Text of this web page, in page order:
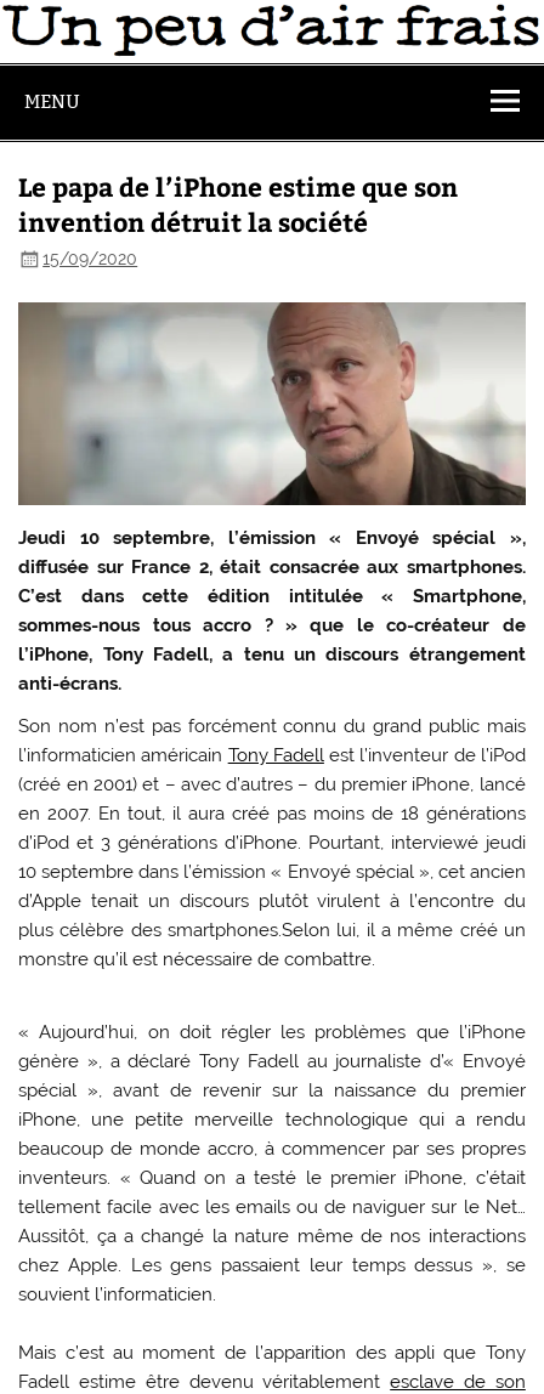
MENU
Le papa de l’iPhone estime que son
invention détruit la société
15/09/2020
Jeudi 10 septembre, l’émission « Envoyé spécial »,
diffusée sur France 2, était consacrée aux smartphones.
C’est dans cette édition intitulée « Smartphone,
sommes-nous tous accro ? » que le co-créateur de
l’iPhone, Tony Fadell, a tenu un discours étrangement
anti-écrans.
Son nom n’est pas forcément connu du grand public mais
l’informaticien américain Tony Fadellest l’inventeur de l’iPod
(créé en 2001) et – avec d’autres – du premier iPhone, lancé
en 2007. En tout, il aura créé pas moins de 18 générations
d’iPod et 3 générations d’iPhone. Pourtant, interviewé jeudi
10 septembre dans l’émission « Envoyé spécial », cet ancien
d’Apple tenait un discours plutôt virulent à l’encontre du
plus célèbre des smartphones.Selon lui, il a même créé un
monstre qu’il est nécessaire de combattre.
« Aujourd’hui, on doit régler les problèmes que l’iPhone
génère », a déclaré Tony Fadell au journaliste d’« Envoyé
spécial », avant de revenir sur la naissance du premier
iPhone, une petite merveille technologique qui a rendu
beaucoup de monde accro, à commencer par ses propres
inventeurs. « Quand on a testé le premier iPhone, c’était
tellement facile avec les emails ou de naviguer sur le Net…
Aussitôt, ça a changé la nature même de nos interactions
chez Apple. Les gens passaient leur temps dessus », se
souvient l’informaticien.
Mais c’est au moment de l’apparition des appli que Tony
Fadell estime être devenu véritablementesclave de son